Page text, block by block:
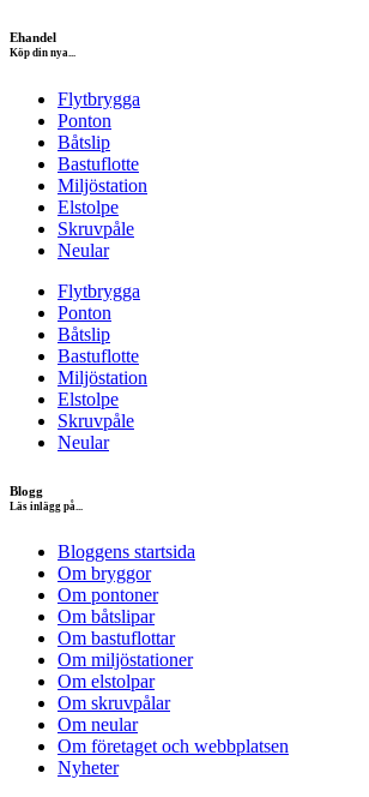
Ehandel
Köp din nya...
Flytbrygga
Ponton
Båtslip
Bastuflotte
Miljöstation
Elstolpe
Skruvpåle
Neular
Flytbrygga
Ponton
Båtslip
Bastuflotte
Miljöstation
Elstolpe
Skruvpåle
Neular
Blogg
Läs inlägg på...
Bloggens startsida
Om bryggor
Om pontoner
Om båtslipar
Om bastuflottar
Om miljöstationer
Om elstolpar
Om skruvpålar
Om neular
Om företaget och webbplatsen
Nyheter